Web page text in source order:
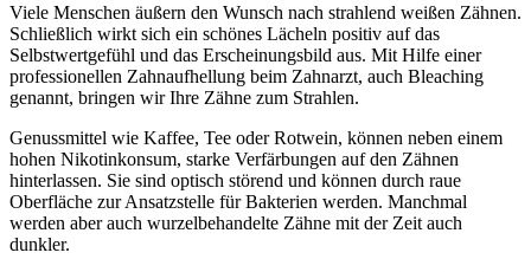
Viele Menschen äußern den Wunsch nach strahlend weißen Zähnen.
Schließlich wirkt sich ein schönes Lächeln positiv auf das
Selbstwertgefühl und das Erscheinungsbild aus. Mit Hilfe einer
professionellen Zahnaufhellung beim Zahnarzt, auch Bleaching
genannt, bringen wir Ihre Zähne zum Strahlen.
Genussmittel wie Kaffee, Tee oder Rotwein, können neben einem
hohen Nikotinkonsum, starke Verfärbungen auf den Zähnen
hinterlassen. Sie sind optisch störend und können durch raue
Oberfläche zur Ansatzstelle für Bakterien werden. Manchmal
werden aber auch wurzelbehandelte Zähne mit der Zeit auch
dunkler.